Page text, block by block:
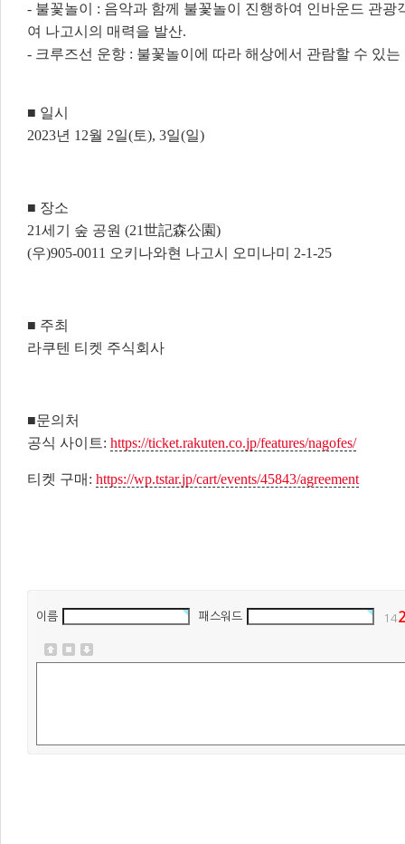
- 불꽃놀이 : 음악과 함께 불꽃놀이 진행하여 인바운드 관
여 나고시의 매력을 발산.
- 크루즈선 운항 : 불꽃놀이에 따라 해상에서 관람할 수 있
■ 일시
2023년 12월 2일(토), 3일(일)
■ 장소
21세기 숲 공원 (21世記森公園)
(우)905-0011 오키나와현 나고시 오미나미 2-1-25
■ 주최
라쿠텐 티켓 주식회사
■문의처
공식 사이트: https://ticket.rakuten.co.jp/features/nagofes/
티켓 구매: https://wp.tstar.jp/cart/events/45843/agreement
이름 패스워드 14